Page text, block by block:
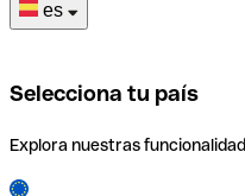
es
Selecciona tu país
Explora nuestras